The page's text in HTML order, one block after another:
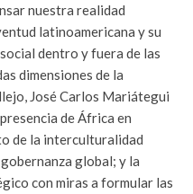
nuestra realidad
latinoamericana y su
dentro y fuera de las
dimensiones de la
José Carlos Mariátegui
de África en
de la interculturalidad
global; y la
con miras a formular las